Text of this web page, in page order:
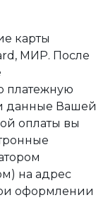
карты
МИР. После
платежную
данные Вашей
оплаты вы
на адрес
оформлении